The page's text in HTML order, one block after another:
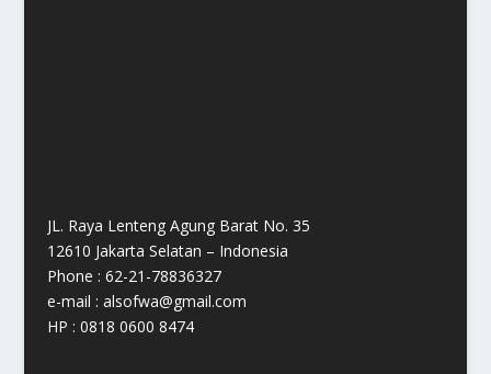
JL. Raya Lenteng Agung Barat No. 35
12610 Jakarta Selatan – Indonesia
Phone : 62-21-78836327
e-mail : alsofwa@gmail.com
HP : 0818 0600 8474